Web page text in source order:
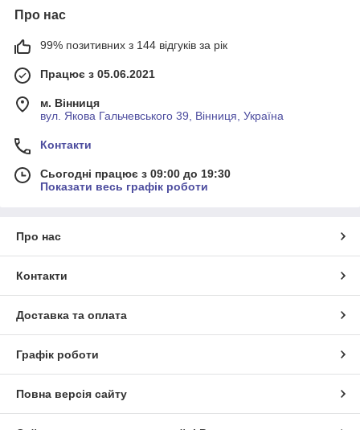
Про нас
99% позитивних з 144 відгуків за рік
Працює з 05.06.2021
м. Вінниця
вул. Якова Гальчевського 39, Вінниця, Україна
Контакти
Сьогодні працює з 09:00 до 19:30
Показати весь графік роботи
Про нас
Контакти
Доставка та оплата
Графік роботи
Повна версія сайту